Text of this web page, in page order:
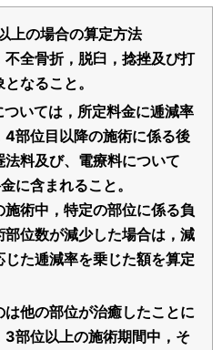
上の場合の算定方法
全骨折，脱臼，捻挫及び打
なること。
いては，所定料金に逓減率
4部位目以降の施術に係る後
料及び、電療料について
に含まれること。
術中，特定の部位に係る負
位数が減少した場合は，減
た逓減率を乗じた額を算定
他の部位が治癒したことに
3部位以上の施術期間中，そ